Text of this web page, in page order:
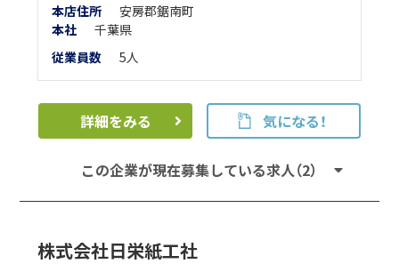
本店住所
安房郡鋸南町
本社
千葉県
従業員数
5人
詳細をみる 気になる！
この企業が現在募集している求人（2）
株式会社日栄紙工社